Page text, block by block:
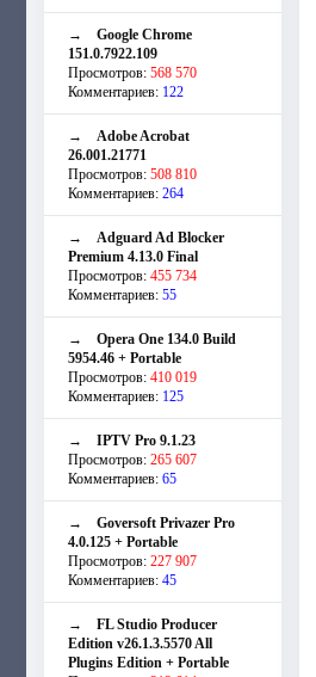
→ Google Chrome
151.0.7922.109
Просмотров: 568 570
Комментариев: 122
→ Adobe Acrobat
26.001.21771
Просмотров: 508 810
Комментариев: 264
→ Adguard Ad Blocker
Premium 4.13.0 Final
Просмотров: 455 734
Комментариев: 55
→ Opera One 134.0 Build
5954.46 + Portable
Просмотров: 410 019
Комментариев: 125
→ IPTV Pro 9.1.23
Просмотров: 265 607
Комментариев: 65
→ Goversoft Privazer Pro
4.0.125 + Portable
Просмотров: 227 907
Комментариев: 45
→ FL Studio Producer
Edition v26.1.3.5570 All
Plugins Edition + Portable